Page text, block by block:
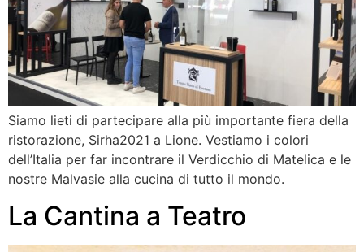
Siamo lieti di partecipare alla più importante fiera della
ristorazione, Sirha2021 a Lione. Vestiamo i colori
dell’Italia per far incontrare il Verdicchio di Matelica e le
nostre Malvasie alla cucina di tutto il mondo.
La Cantina a Teatro